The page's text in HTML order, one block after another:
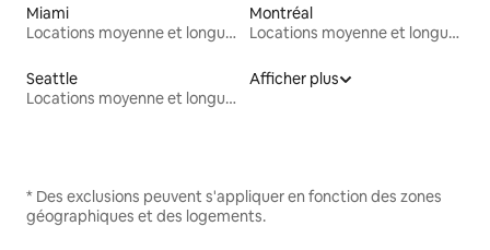
Miami
Locations moyenne et longue durée
Montréal
Locations moyenne et longue durée
Seattle
Locations moyenne et longue durée
Afficher plus
* Des exclusions peuvent s'appliquer en fonction des zones
géographiques et des logements.